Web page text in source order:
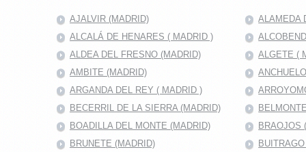
AJALVIR (MADRID)
ALAMEDA
ALCALÁ DE HENARES ( MADRID )
ALDEA DEL FRESNO (MADRID)
ALGETE (
AMBITE (MADRID)
ARGANDA DEL REY ( MADRID )
BECERRIL DE LA SIERRA (MADRID)
BOADILLA DEL MONTE (MADRID)
BRAOJOS
BRUNETE (MADRID)